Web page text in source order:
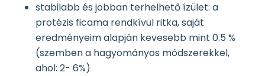
stabilabb és jobban terhelhető ízület: a
protézis ficama rendkívül ritka, saját
eredményeim alapján kevesebb mint 0.5 %
(szemben a hagyományos módszerekkel,
ahol: 2- 6%)